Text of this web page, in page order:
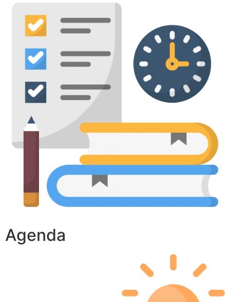
Agenda